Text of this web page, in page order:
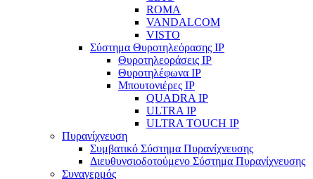
ROMA
VANDALCOM
VISTO
Σύστημα Θυροτηλεόρασης IP
Θυροτηλεοράσεις IP
Θυροτηλέφωνα IP
Μπουτονιέρες IP
QUADRA IP
ULTRA IP
ULTRA TOUCH IP
Πυρανίχνευση
Συμβατικό Σύστημα Πυρανίχνευσης
Διευθυνσιοδοτούμενο Σύστημα Πυρανίχνευσης
Συναγερμός